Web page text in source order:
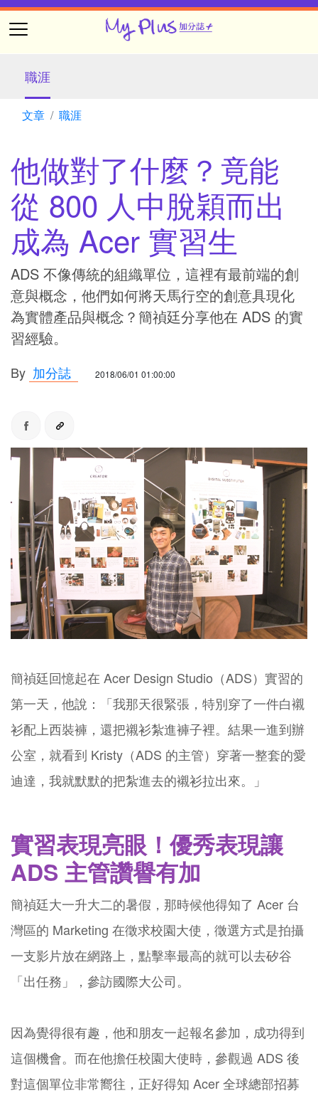
職涯
文章 職涯
他做對了什麼？竟能
從 800 人中脫穎而出
成為 Acer 實習生
ADS 不像傳統的組織單位，這裡有最前端的創
意與概念，他們如何將天馬行空的創意具現化
為實體產品與概念？簡禎廷分享他在 ADS 的實
習經驗。
By 加分誌 2018/06/01 01:00:00
簡禎廷回憶起在 Acer Design Studio（ADS）實習的
第一天，他說：「我那天很緊張，特別穿了一件白襯
衫配上西裝褲，還把襯衫紮進褲子裡。結果一進到辦
公室，就看到 Kristy（ADS 的主管）穿著一整套的愛
迪達，我就默默的把紮進去的襯衫拉出來。」
實習表現亮眼！優秀表現讓
ADS 主管讚譽有加
簡禎廷大一升大二的暑假，那時候他得知了 Acer 台
灣區的 Marketing 在徵求校園大使，徵選方式是拍攝
一支影片放在網路上，點擊率最高的就可以去矽谷
「出任務」，參訪國際大公司。
因為覺得很有趣，他和朋友一起報名參加，成功得到
這個機會。而在他擔任校園大使時，參觀過 ADS 後
對這個單位非常嚮往，正好得知 Acer 全球總部招募